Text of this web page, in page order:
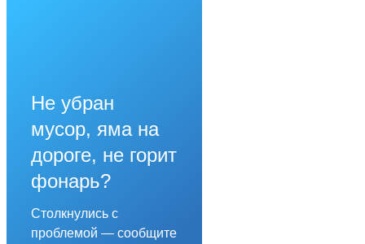
Не убран
мусор, яма на
дороге, не горит
фонарь?
Столкнулись с
проблемой — сообщите